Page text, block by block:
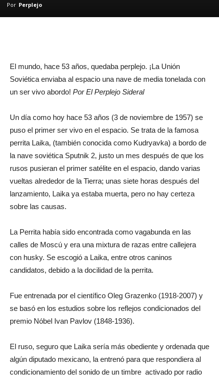
Por Perplejo
El mundo, hace 53 años, quedaba perplejo. ¡La Unión
Soviética enviaba al espacio una nave de media tonelada con
un ser vivo abordo! Por El Perplejo Sideral
Un día como hoy hace 53 años (3 de noviembre de 1957) se
puso el primer ser vivo en el espacio. Se trata de la famosa
perrita Laika, (también conocida como Kudryavka) a bordo de
la nave soviética Sputnik 2, justo un mes después de que los
rusos pusieran el primer satélite en el espacio, dando varias
vueltas alrededor de la Tierra; unas siete horas después del
lanzamiento, Laika ya estaba muerta, pero no hay certeza
sobre las causas.
La Perrita había sido encontrada como vagabunda en las
calles de Moscú y era una mixtura de razas entre callejera
con husky. Se escogió a Laika, entre otros caninos
candidatos, debido a la docilidad de la perrita.
Fue entrenada por el científico Oleg Grazenko (1918-2007) y
se basó en los estudios sobre los reflejos condicionados del
premio Nóbel Ivan Pavlov (1848-1936).
El ruso, seguro que Laika sería más obediente y ordenada que
algún diputado mexicano, la entrenó para que respondiera al
condicionamiento del sonido de un timbre activado por radio